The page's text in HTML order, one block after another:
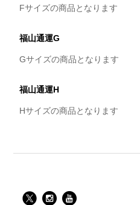
Fサイズの商品となります
福山通運G
Gサイズの商品となります
福山通運H
Hサイズの商品となります